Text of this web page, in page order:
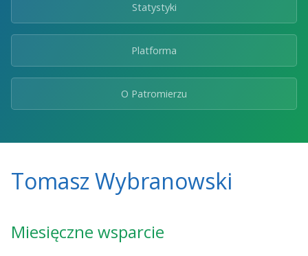
Statystyki
Platforma
O Patromierzu
Tomasz Wybranowski
Miesięczne wsparcie